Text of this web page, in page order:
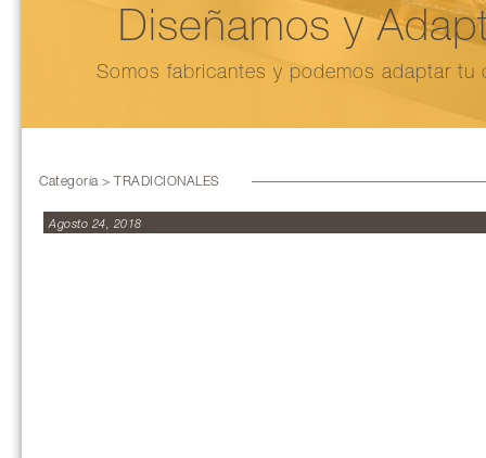
Diseñamos y
Somos fabricantes y podemos adaptar
Categoría > TRADICIONALES
Agosto 24, 2018